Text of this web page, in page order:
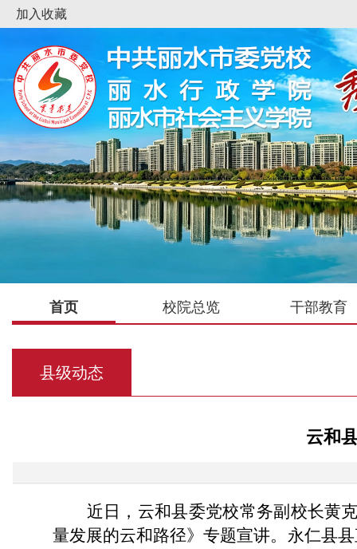
加入收藏
首页 校院总览 干部教育
县级动态
云和
近日，云和县委党校常务副校长黄
量发展的云和路径》专题宣讲。永仁县